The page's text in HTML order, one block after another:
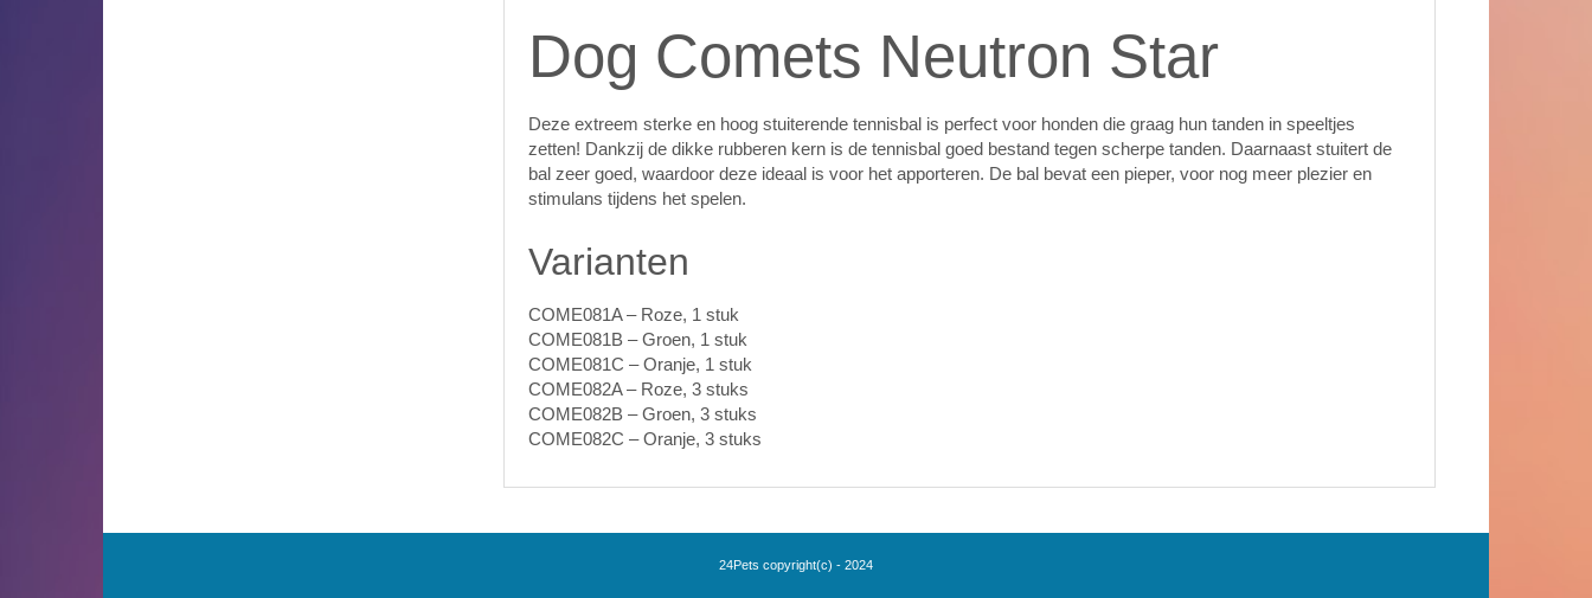
Dog Comets Neutron Star
Deze extreem sterke en hoog stuiterende tennisbal is perfect voor honden die graag hun tanden in speeltjes
zetten! Dankzij de dikke rubberen kern is de tennisbal goed bestand tegen scherpe tanden. Daarnaast stuitert de
bal zeer goed, waardoor deze ideaal is voor het apporteren. De bal bevat een pieper, voor nog meer plezier en
stimulans tijdens het spelen.
Varianten
COME081A – Roze, 1 stuk
COME081B – Groen, 1 stuk
COME081C – Oranje, 1 stuk
COME082A – Roze, 3 stuks
COME082B – Groen, 3 stuks
COME082C – Oranje, 3 stuks
24Pets copyright(c) - 2024